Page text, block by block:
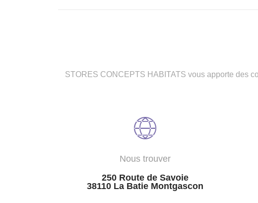
STORES CONCEPTS HABITATS vous apporte des
Nous trouver
250 Route de Savoie
38110 La Batie Montgascon